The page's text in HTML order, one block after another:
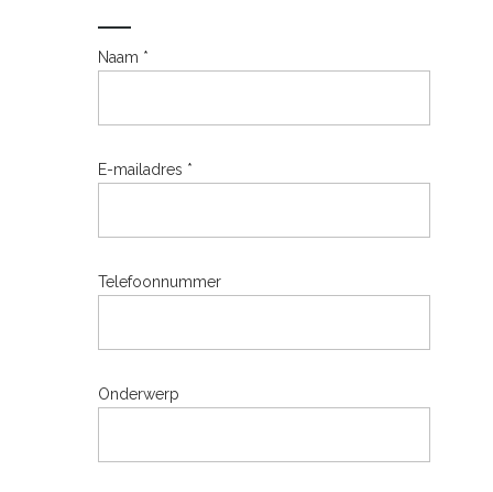
Naam *
E-mailadres *
Telefoonnummer
Onderwerp